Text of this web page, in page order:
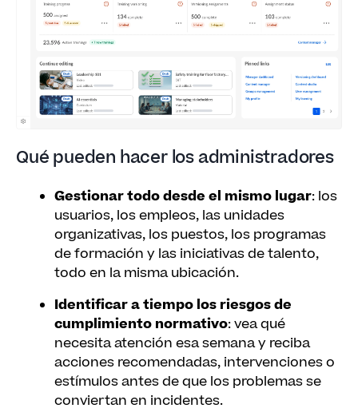
Qué pueden hacer los administradores
Gestionar todo desde el mismo lugar: los
usuarios, los empleos, las unidades
organizativas, los puestos, los programas
de formación y las iniciativas de talento,
todo en la misma ubicación.
Identificar a tiempo los riesgos de
cumplimiento normativo: vea qué
necesita atención esa semana y reciba
acciones recomendadas, intervenciones o
estímulos antes de que los problemas se
conviertan en incidentes.